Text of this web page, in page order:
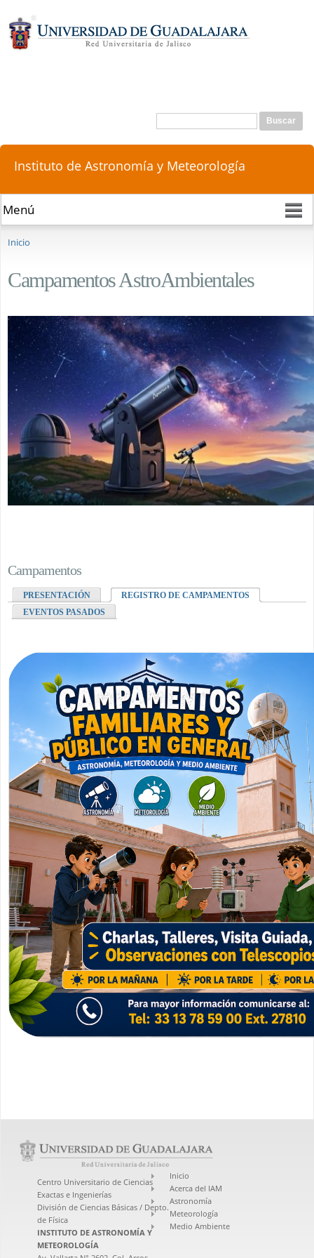
principal
Formulario de búsqueda
Buscar
Instituto de Astronomía y Meteorología
Inicio
Campamentos AstroAmbientales
Campamentos
PRESENTACIÓN
REGISTRO DE CAMPAMENTOS
EVENTOS PASADOS
Centro Universitario de Ciencias
Exactas e Ingenierías
División de Ciencias Básicas / Depto.
de Física
INSTITUTO DE ASTRONOMÍA Y
METEOROLOGÍA
Inicio
Acerca del IAM
Astronomía
Meteorología
Medio Ambiente